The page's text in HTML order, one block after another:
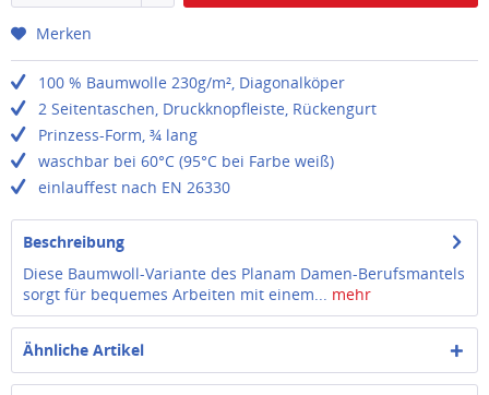
Merken
100 % Baumwolle 230g/m², Diagonalköper
2 Seitentaschen, Druckknopfleiste, Rückengurt
Prinzess-Form, ¾ lang
waschbar bei 60°C (95°C bei Farbe weiß)
einlauffest nach EN 26330
Beschreibung
Diese Baumwoll-Variante des Planam Damen-Berufsmantels
sorgt für bequemes Arbeiten mit einem... mehr
Ähnliche Artikel